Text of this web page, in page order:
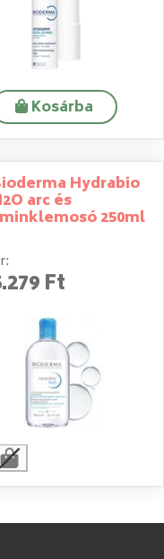
Kosárba
Hydrabio
arc és
250ml
Ft